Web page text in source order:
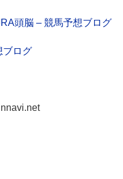
頭脳 – 競馬予想ブログ
ブログ